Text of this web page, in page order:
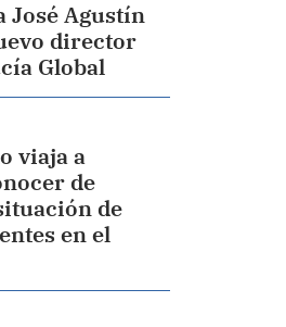
José Agustín
director
Global
viaja a
de
de
en el